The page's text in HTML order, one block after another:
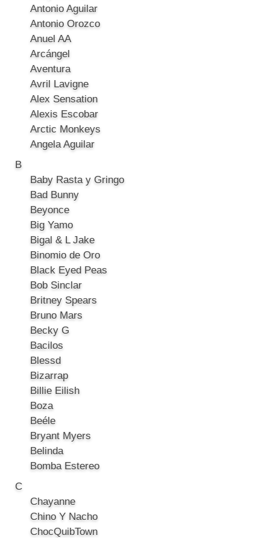
Antonio Aguilar
Antonio Orozco
Anuel AA
Arcángel
Aventura
Avril Lavigne
Alex Sensation
Alexis Escobar
Arctic Monkeys
Angela Aguilar
B
Baby Rasta y Gringo
Bad Bunny
Beyonce
Big Yamo
Bigal & L Jake
Binomio de Oro
Black Eyed Peas
Bob Sinclar
Britney Spears
Bruno Mars
Becky G
Bacilos
Blessd
Bizarrap
Billie Eilish
Boza
Beéle
Bryant Myers
Belinda
Bomba Estereo
C
Chayanne
Chino Y Nacho
ChocQuibTown